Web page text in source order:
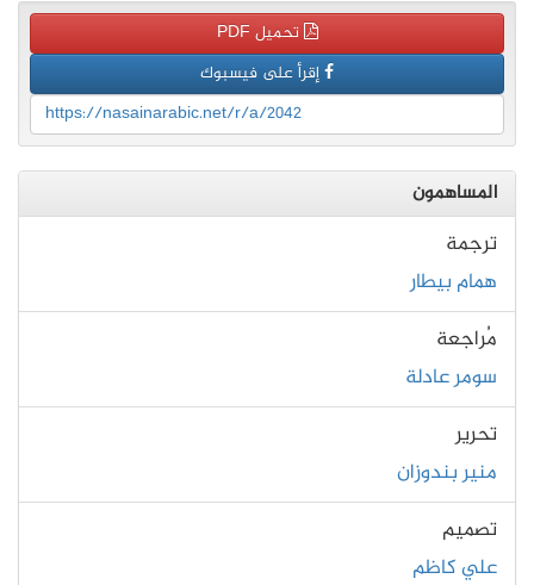
تحميل PDF
إقرأ على فيسبوك
https://nasainarabic.net/r/a/2042
المساهمون
ترجمة
همام بيطار
مُراجعة
سومر عادلة
تحرير
منير بندوزان
تصميم
علي كاظم